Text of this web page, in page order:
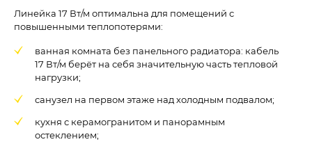
Линейка 17 Вт/м оптимальна для помещений с
повышенными теплопотерями:
ванная комната без панельного радиатора: кабель
17 Вт/м берёт на себя значительную часть тепловой
нагрузки;
санузел на первом этаже над холодным подвалом;
кухня с керамогранитом и панорамным
остеклением;